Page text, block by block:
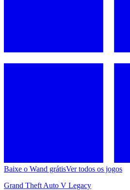
Baixe o Wand grátisVer todos os jogos
Grand Theft Auto V Legacy